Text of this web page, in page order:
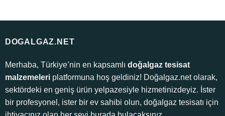
DOGALGAZ.NET
Merhaba, Türkiye’nin en kapsamlı doğalgaz tesisat
malzemeleriplatformuna hoş geldiniz! Doğalgaz.net olarak,
sektördeki en geniş ürün yelpazesiyle hizmetinizdeyiz. İster
bir profesyonel, ister bir ev sahibi olun, doğalgaz tesisatı için